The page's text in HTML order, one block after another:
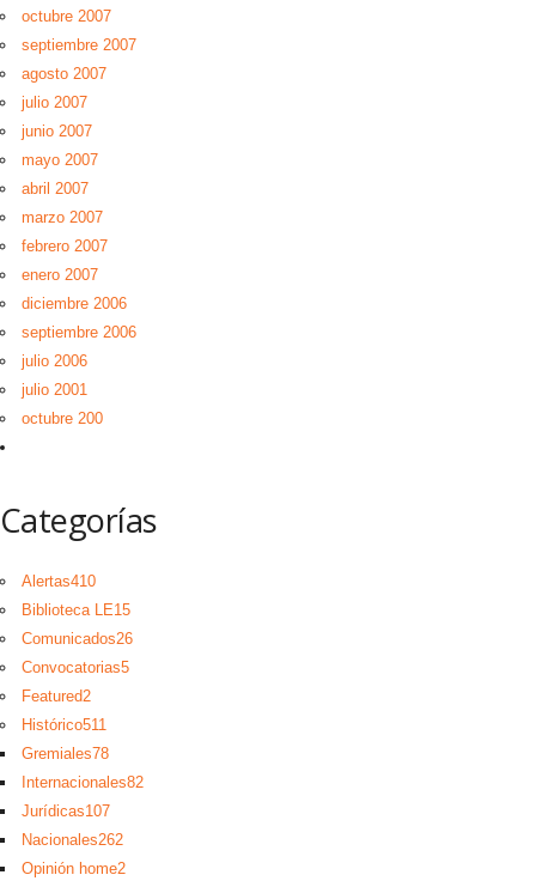
octubre 2007
septiembre 2007
agosto 2007
julio 2007
junio 2007
mayo 2007
abril 2007
marzo 2007
febrero 2007
enero 2007
diciembre 2006
septiembre 2006
julio 2006
julio 2001
octubre 200
Categorías
Alertas410
Biblioteca LE15
Comunicados26
Convocatorias5
Featured2
Histórico511
Gremiales78
Internacionales82
Jurídicas107
Nacionales262
Opinión home2